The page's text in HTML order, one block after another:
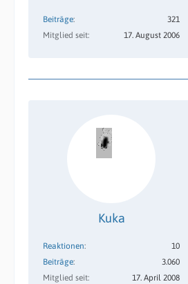
Beiträge
321
Mitglied seit
17. August 2006
Kuka
Reaktionen
10
Beiträge
3.060
Mitglied seit
17. April 2008